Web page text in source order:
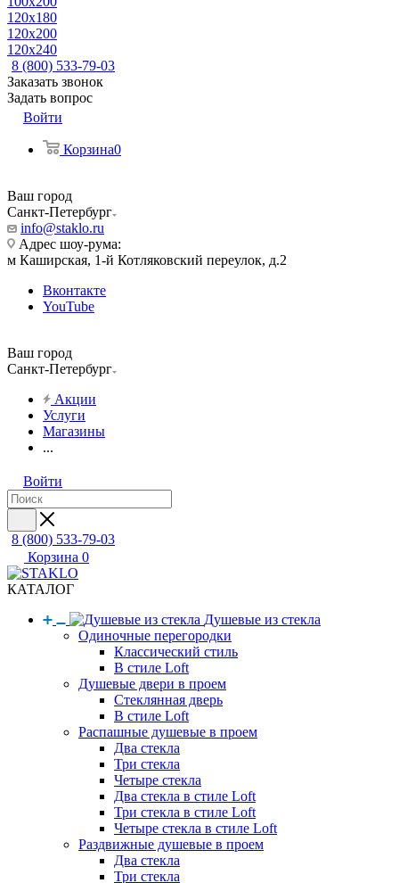
120x180
120x200
120x240
8 (800) 533-79-03
Заказать звонок
Задать вопрос
Войти
Корзина0
Ваш город
Санкт-Петербург
info@staklo.ru
Адрес шоу-рума:
м Каширская, 1-й Котляковский переулок, д.2
Вконтакте
YouTube
Ваш город
Санкт-Петербург
Акции
Услуги
Магазины
...
Войти
8 (800) 533-79-03
Корзина 0
КАТАЛОГ
Душевые из стекла
Одиночные перегородки
Классический стиль
В стиле Loft
Душевые двери в проем
Стеклянная дверь
В стиле Loft
Распашные душевые в проем
Два стекла
Три стекла
Четыре стекла
Два стекла в стиле Loft
Три стекла в стиле Loft
Четыре стекла в стиле Loft
Раздвижные душевые в проем
Два стекла
Три стекла